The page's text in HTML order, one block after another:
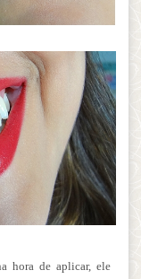
hora de aplicar, ele